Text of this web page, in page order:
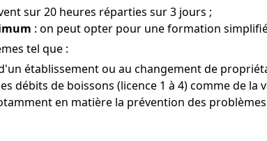
sur 20 heures réparties sur 3 jours ;
: on peut opter pour une formation
tel que :
établissement ou au changement de
de boissons (licence 1 à 4) comme de la
en matière la prévention des